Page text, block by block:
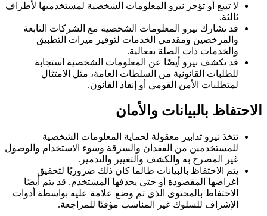
لا تبيع أو تؤجر نيرو المعلومات الشخصية لمستخدميها لأطراف
ثالثة.
قد تشارك نيرو المعلومات الشخصية مع الشركات التابعة
والمرخصين ومقدمي الخدمات لتوفير ميزات التطبيق
والخدمات ذات الصلة بفعالية.
قد تكشف نيرو أيضًا عن المعلومات الشخصية استجابة
للطلبات القانونية من السلطات العامة، مثل الامتثال
لمتطلبات الأمن القومي أو إنفاذ القانون.
الاحتفاظ بالبيانات والأمان
تتخذ نيرو تدابير معقولة لحماية المعلومات الشخصية
للمستخدمين من الفقدان والسرقة وسوء الاستخدام والوصول
غير المصرح به والكشف والتغيير والتدمير.
يتم الاحتفاظ بالبيانات طالما كان ذلك ضروريًا لتحقيق
أغراضها المقصودة أو حتى يحذفها المستخدم. قد يتم أيضًا
الاحتفاظ بالمحتوى الذي تم وضع علامة عليه بواسطة أدوات
الإشراف للسلوك غير المناسب مؤقتًا للمراجعة.